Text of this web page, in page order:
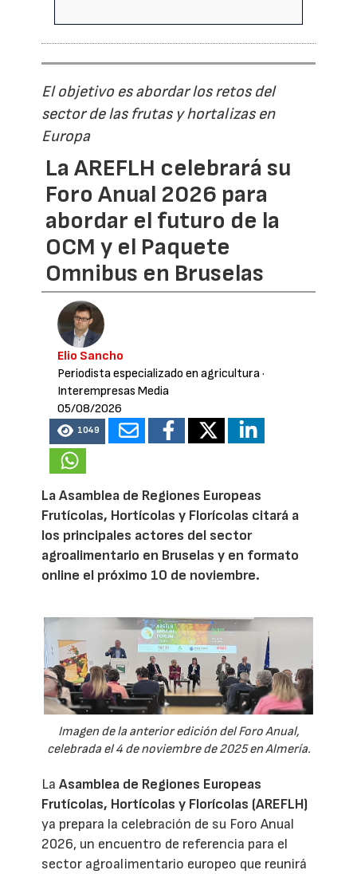
El objetivo es abordar los retos del
sector de las frutas y hortalizas en
Europa
La AREFLH celebrará su
Foro Anual 2026 para
abordar el futuro de la
OCM y el Paquete
Omnibus en Bruselas
Elio Sancho
Periodista especializado en agricultura·
Interempresas Media
05/08/2026
1049
La Asamblea de Regiones Europeas
Frutícolas, Hortícolas y Florícolas citará a
los principales actores del sector
agroalimentario en Bruselas y en formato
online el próximo 10 de noviembre.
Imagen de la anterior edición del Foro Anual,
celebrada el 4 de noviembre de 2025 en Almería.
LaAsamblea de Regiones Europeas
Frutícolas, Hortícolas y Florícolas (AREFLH)
ya prepara la celebración de su Foro Anual
2026, un encuentro de referencia para el
sector agroalimentario europeo que reunirá